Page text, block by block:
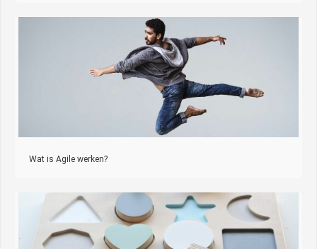
Wat is Agile werken?